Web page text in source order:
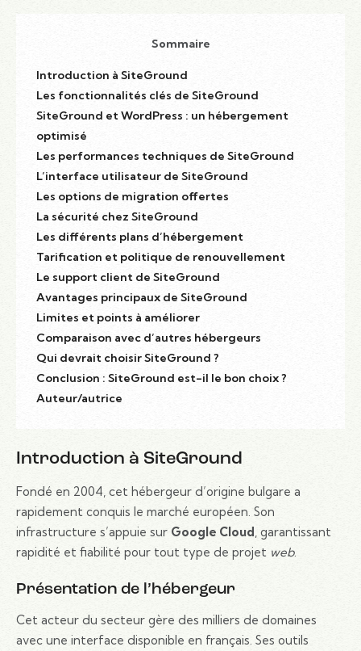
Sommaire
Introduction à SiteGround
Les fonctionnalités clés de SiteGround
SiteGround et WordPress : un hébergement
optimisé
Les performances techniques de SiteGround
L’interface utilisateur de SiteGround
Les options de migration offertes
La sécurité chez SiteGround
Les différents plans d’hébergement
Tarification et politique de renouvellement
Le support client de SiteGround
Avantages principaux de SiteGround
Limites et points à améliorer
Comparaison avec d’autres hébergeurs
Qui devrait choisir SiteGround ?
Conclusion : SiteGround est-il le bon choix ?
Auteur/autrice
Introduction à SiteGround
Fondé en 2004, cet hébergeur d’origine bulgare a
rapidement conquis le marché européen. Son
infrastructure s’appuie sur Google Cloud , garantissant
rapidité et fiabilité pour tout type de projet web.
Présentation de l’hébergeur
Cet acteur du secteur gère des milliers de domaines
avec une interface disponible en français. Ses outils